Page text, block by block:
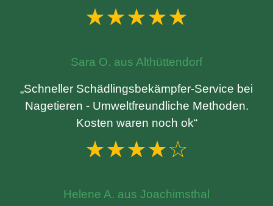
★★★★★
Sara O. aus Althüttendorf
„Schneller Schädlingsbekämpfer-Service bei
Nagetieren - Umweltfreundliche Methoden.
Kosten waren noch ok“
★★★★☆
Helene A. aus Joachimsthal